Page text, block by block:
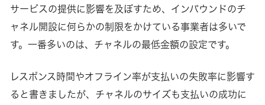
サービスの提供に影響を及ぼすため、インバウンドのチ
ャネル開設に何らかの制限をかけている事業者は多いで
す。一番多いのは、チャネルの最低金額の設定です。
レスポンス時間やオフライン率が支払いの失敗率に影響す
ると書きましたが、チャネルのサイズも支払いの成功に